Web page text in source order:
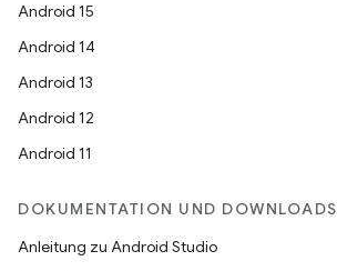
Android 15
Android 14
Android 13
Android 12
Android 11
DOKUMENTATION UND DOWNLOADS
Anleitung zu Android Studio